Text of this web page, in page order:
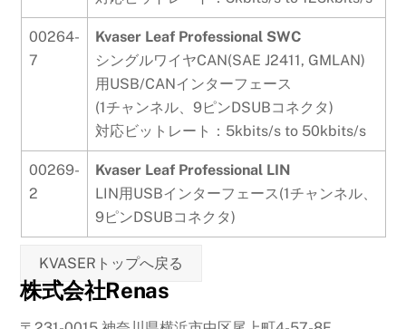
00264-
7
Kvaser Leaf Professional SWC
シングルワイヤCAN(SAE J2411, GMLAN)
用USB/CANインターフェース
(1チャンネル、9ピンDSUBコネクタ)
対応ビットレート：5kbits/s to 50kbits/s
00269-
2
Kvaser Leaf Professional LIN
LIN用USBインターフェース(1チャンネル、
9ピンDSUBコネクタ)
KVASERトップへ戻る
株式会社Renas